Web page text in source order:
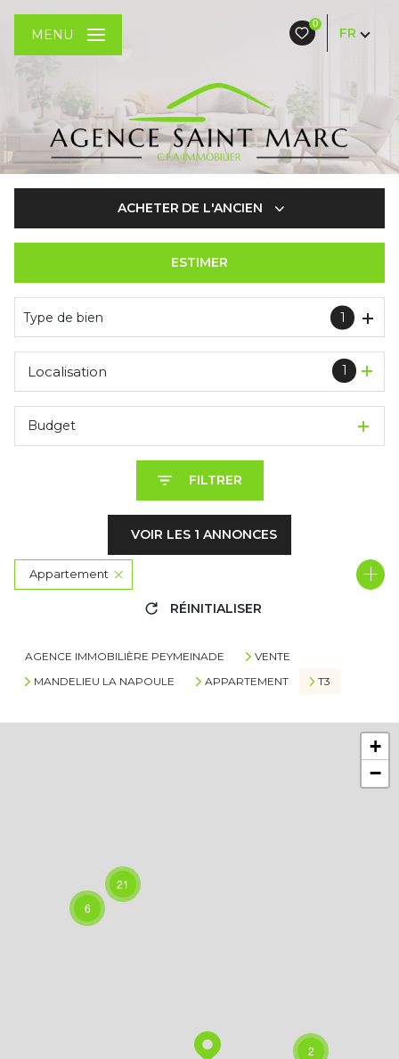
0
FR
MENU
ACHETER DE L'ANCIEN
ESTIMER
Type de bien 1
1
Localisation
Budget
FILTRER
VOIR LES 1 ANNONCES
Appartement
06210 - Mandelieu-la-Napoule 3 Pièces
RÉINITIALISER
AGENCE IMMOBILIÈRE PEYMEINADE
VENTE
MANDELIEU LA NAPOULE
APPARTEMENT T3
2
6
21
+
−